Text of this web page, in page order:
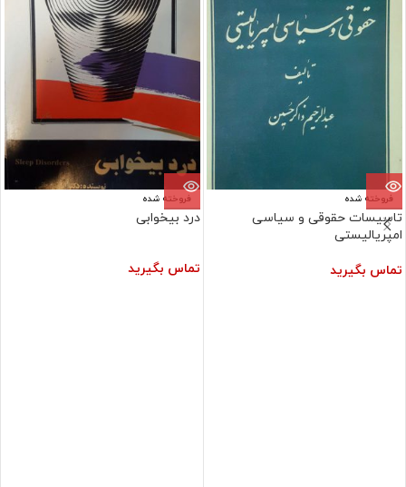
فروخته شده
تاسیسات حقوقی و سیاسی
امپریالیستی
تماس بگیرید
فروخته شده
درد بیخوابی
تماس بگیرید